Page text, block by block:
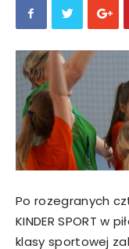
Po rozegranych
KINDER SPORT w
klasy sportowej